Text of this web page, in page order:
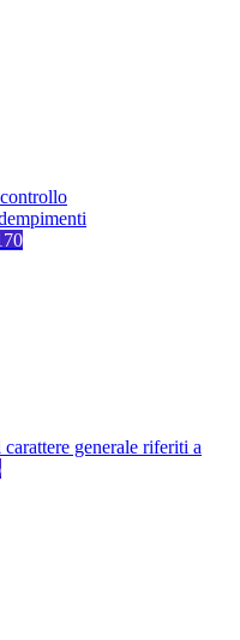
generale riferiti a